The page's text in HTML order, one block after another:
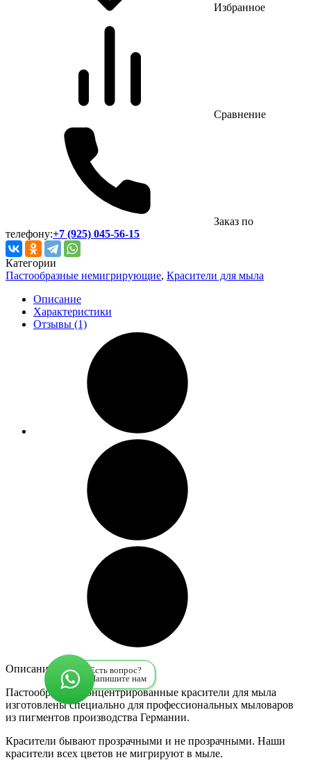
Избранное
Сравнение
Заказ по
телефону:+7 (925) 045-56-15
Категории
Пастообразные немигрирующие, Красители для мыла
Описание
Характеристики
Отзывы (1)
Описание
Пастообразные концентрированные красители для мыла
изготовлены специально для профессиональных мыловаров
из пигментов производства Германии.
Красители бывают прозрачными и не прозрачными. Наши
красители всех цветов не мигрируют в мыле.
Есть вопрос?
Напишите нам